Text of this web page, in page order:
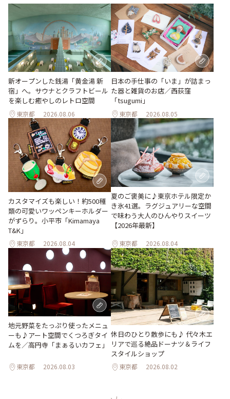
新オープンした銭湯「黄金湯 新
宿」へ。サウナとクラフトビール
を楽しむ癒やしのレトロ空間
東京都 2026.08.06
日本の手仕事の「いま」が詰まっ
た器と雑貨のお店／西荻窪
「tsugumi」
東京都 2026.08.05
カスタマイズも楽しい！約500種
類の可愛いワッペンキーホルダー
がずらり。小平市「Kimamaya
T&K」
東京都 2026.08.04
夏のご褒美に♪東京ホテル限定か
き氷41選。ラグジュアリーな空間
で味わう大人のひんやりスイーツ
【2026年最新】
東京都 2026.08.04
地元野菜をたっぷり使ったメニュ
ーも♪アート空間でくつろぎタイ
ムを／高円寺「まぁるいカフェ」
東京都 2026.08.03
休日のひとり散歩にも♪ 代々木エ
リアで巡る絶品ドーナツ＆ライフ
スタイルショップ
東京都 2026.08.02